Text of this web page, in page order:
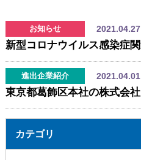
お知らせ 2021.04.27
進出企業紹介 2021.04.01
カテゴリ